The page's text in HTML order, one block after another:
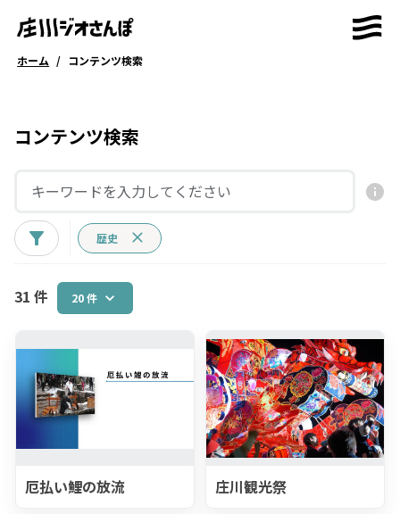
ホーム / コンテンツ検索
コンテンツ検索
歴史
31 件 20 件
厄払い鯉の放流 庄川観光祭